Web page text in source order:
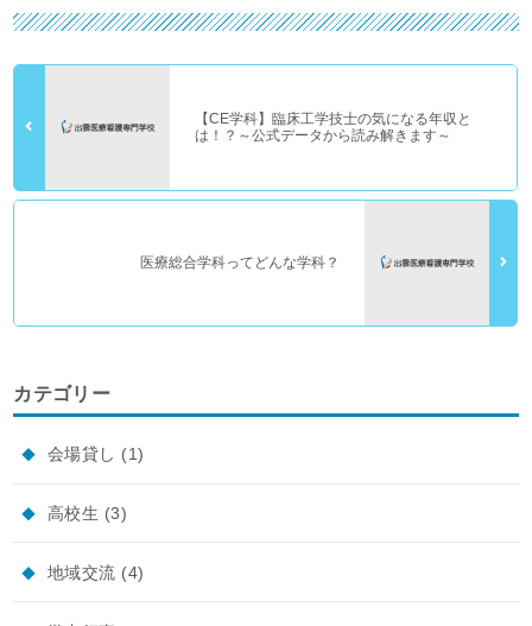
【CE学科】臨床工学技士の気になる年収と
は！？～公式データから読み解きます～
医療総合学科ってどんな学科？
カテゴリー
会場貸し (1)
高校生 (3)
地域交流 (4)